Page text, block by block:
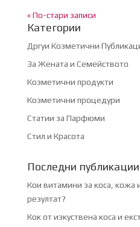
« По-стари записи
Категории
Дргуи Козметични
За Жената и Семейството
Козметични продукти
Козметични процедури
Статии за Парфюми
Стил и Красота
Последни публикации
Кои витамини за коса, кожа
резултат?
Кок от изкуствена коса и